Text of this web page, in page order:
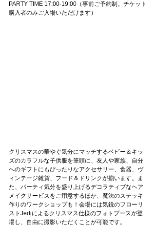
PARTY TIME 17:00-19:00（事前ご予約制。チケット
購入者のみご入場いただけます）
クリスマスの華やぐ気分にマッチするベビー＆キッ
ズのカラフルな子供服を筆頭に、友人や家族、自分
へのギフトにもぴったりなアクセサリー、食器、ヴ
ィンテージ雑貨、フード＆ドリンクが揃います。ま
た、パーティ気分を盛り上げるデコラティブなヘア
メイクサービスをご用意するほか、魔法のステッキ
作りのワークショップも！会場には気鋭のフローリ
ストJediによるクリスマス仕様のフォトブースが登
場し、自由に撮影いただくことが可能です。